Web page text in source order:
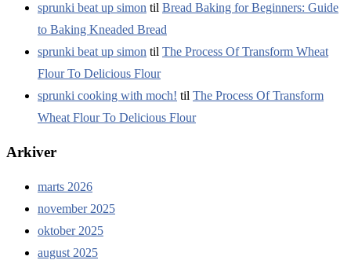
sprunki beat up simon til Bread Baking for Beginners: Guide
to Baking Kneaded Bread
sprunki beat up simon til The Process Of Transform Wheat
Flour To Delicious Flour
sprunki cooking with moch! til The Process Of Transform
Wheat Flour To Delicious Flour
Arkiver
marts 2026
november 2025
oktober 2025
august 2025